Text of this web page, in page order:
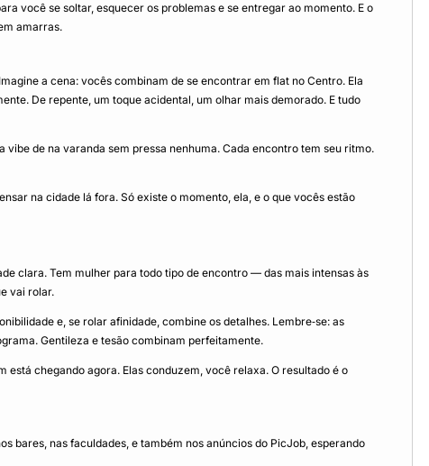
você se soltar, esquecer os problemas e se entregar ao momento. E o
amarras.
a cena: vocês combinam de se encontrar em flat no Centro. Ela
De repente, um toque acidental, um olhar mais demorado. E tudo
de na varanda sem pressa nenhuma. Cada encontro tem seu ritmo.
na cidade lá fora. Só existe o momento, ela, e o que vocês estão
clara. Tem mulher para todo tipo de encontro — das mais intensas às
vai rolar.
e, se rolar afinidade, combine os detalhes. Lembre‑se: as
Gentileza e tesão combinam perfeitamente.
chegando agora. Elas conduzem, você relaxa. O resultado é o
bares, nas faculdades, e também nos anúncios do PicJob, esperando